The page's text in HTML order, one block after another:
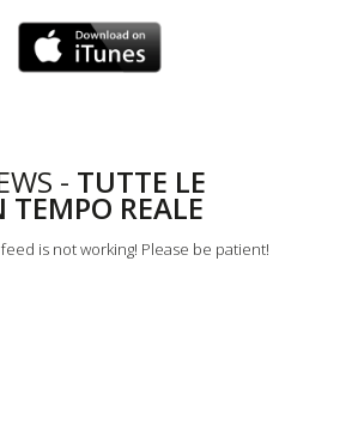
- TUTTE LE
REALE